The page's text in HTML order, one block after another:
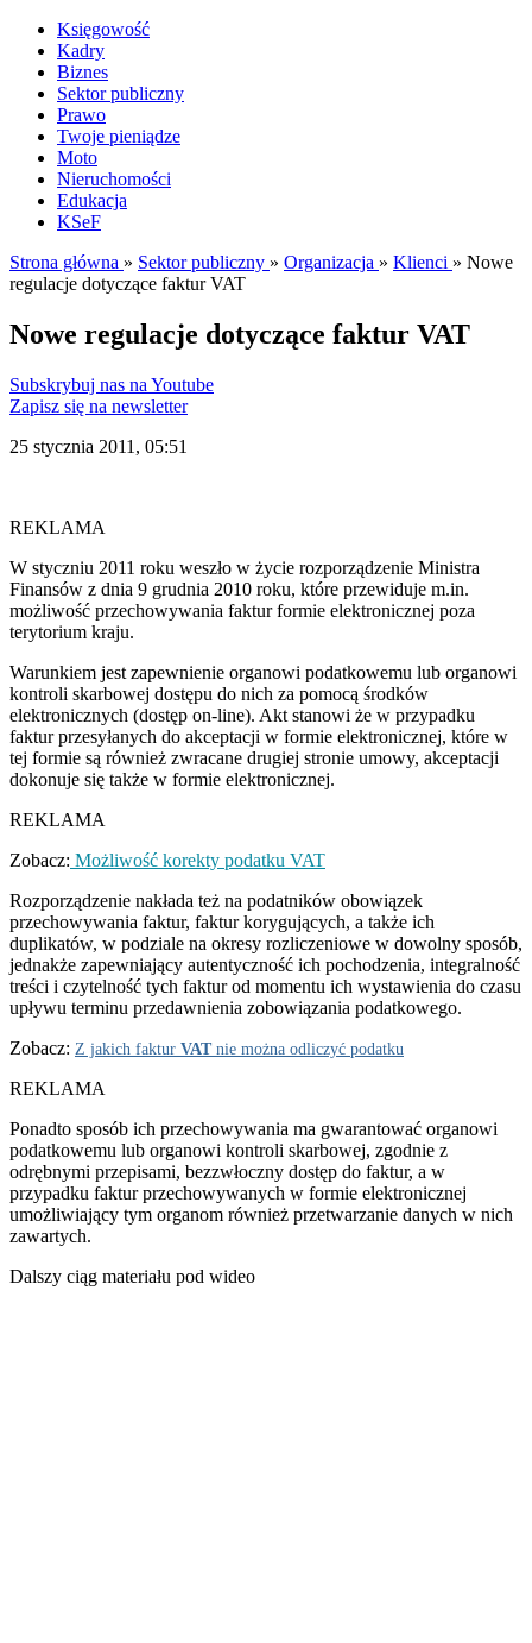
Księgowość
Kadry
Biznes
Sektor publiczny
Prawo
Twoje pieniądze
Moto
Nieruchomości
Edukacja
KSeF
Strona główna » Sektor publiczny » Organizacja » Klienci » Nowe
regulacje dotyczące faktur VAT
Nowe regulacje dotyczące faktur VAT
Subskrybuj nas na Youtube
Zapisz się na newsletter
25 stycznia 2011, 05:51
REKLAMA
W styczniu 2011 roku weszło w życie rozporządzenie Ministra
Finansów z dnia 9 grudnia 2010 roku, które przewiduje m.in.
możliwość przechowywania faktur formie elektronicznej poza
terytorium kraju.
Warunkiem jest zapewnienie organowi podatkowemu lub organowi
kontroli skarbowej dostępu do nich za pomocą środków
elektronicznych (dostęp on-line). Akt stanowi że w przypadku
faktur przesyłanych do akceptacji w formie elektronicznej, które w
tej formie są również zwracane drugiej stronie umowy, akceptacji
dokonuje się także w formie elektronicznej.
REKLAMA
Zobacz: Możliwość korekty podatku VAT
Rozporządzenie nakłada też na podatników obowiązek
przechowywania faktur, faktur korygujących, a także ich
duplikatów, w podziale na okresy rozliczeniowe w dowolny sposób,
jednakże zapewniający autentyczność ich pochodzenia, integralność
treści i czytelność tych faktur od momentu ich wystawienia do czasu
upływu terminu przedawnienia zobowiązania podatkowego.
Zobacz: Z jakich faktur VATnie można odliczyć podatku
REKLAMA
Ponadto sposób ich przechowywania ma gwarantować organowi
podatkowemu lub organowi kontroli skarbowej, zgodnie z
odrębnymi przepisami, bezzwłoczny dostęp do faktur, a w
przypadku faktur przechowywanych w formie elektronicznej
umożliwiający tym organom również przetwarzanie danych w nich
zawartych.
Dalszy ciąg materiału pod wideo